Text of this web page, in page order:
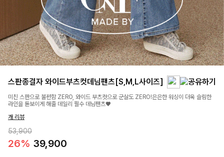
스판종결자 와이드부츠컷데님팬츠[S,M,L사이즈]
미친 스판으로 불편함 ZERO, 와이드 부츠컷으로 군살도 ZERO!은은한 워싱이 더욱 슬림한
라인을 돋보이게 해줄 데일리 필수 데님팬츠♥
개 리뷰
53,900
26% 39,900